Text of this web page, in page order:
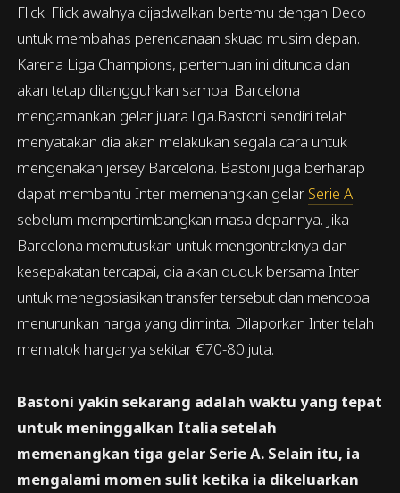
Flick. Flick awalnya dijadwalkan bertemu dengan Deco
untuk membahas perencanaan skuad musim depan.
Karena Liga Champions, pertemuan ini ditunda dan
akan tetap ditangguhkan sampai Barcelona
mengamankan gelar juara liga.Bastoni sendiri telah
menyatakan dia akan melakukan segala cara untuk
mengenakan jersey Barcelona. Bastoni juga berharap
dapat membantu Inter memenangkan gelar Serie A
sebelum mempertimbangkan masa depannya. Jika
Barcelona memutuskan untuk mengontraknya dan
kesepakatan tercapai, dia akan duduk bersama Inter
untuk menegosiasikan transfer tersebut dan mencoba
menurunkan harga yang diminta. Dilaporkan Inter telah
mematok harganya sekitar €70-80 juta.
Bastoni yakin sekarang adalah waktu yang tepat
untuk meninggalkan Italia setelah
memenangkan tiga gelar Serie A. Selain itu, ia
mengalami momen sulit ketika ia dikeluarkan